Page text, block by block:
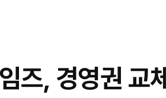
즈, 경영권 교